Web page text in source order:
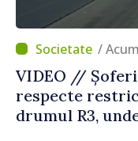
/
VIDEO //
respecte
drumul R3,